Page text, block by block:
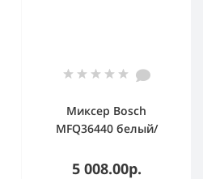
Миксер Bosch
MFQ36440 белый/
0.6 л, 5 скоростей
5 008.00р.